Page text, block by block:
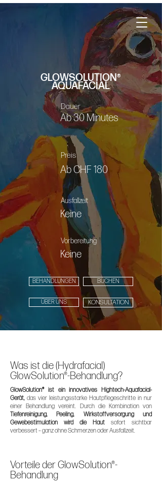
GLOWSOLUTION®
AQUAFACIAL
Dauer
Ab 30 Minutes
Preis
Ab CHF 180
Ausfallzeit
Keine
Vorbereitung
Keine
BEHANDLUNGEN BUCHEN
ÜBER UNS KONSULTATION
Was ist die (Hydrafacial)
GlowSolution®-Behandlung?
GlowSolution® ist ein innovatives Hightech-Aquafacial-
Gerät, das vier leistungsstarke Hautpflegeschritte in nur
einer Behandlung vereint. Durch die Kombination von
Tiefenreinigung, Peeling, Wirkstoffversorgung und
Gewebestimulation wird die Haut sofort sichtbar
verbessert – ganz ohne Schmerzen oder Ausfallzeit.
Vorteile der GlowSolution®-
Behandlung